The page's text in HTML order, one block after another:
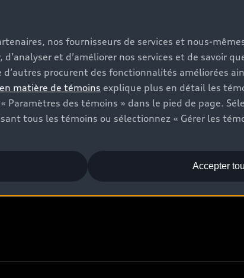
nos fournisseurs de services et nous-
et d’améliorer nos services et de savoir
procurent des fonctionnalités améliorées
matière de témoins explique plus en détail les
des témoins » dans le pied de page.
tous les témoins ou sélectionnez « Gérer les
Accepter